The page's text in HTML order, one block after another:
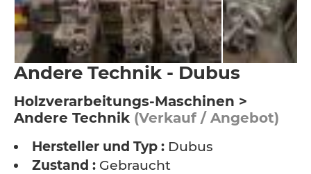
Andere Technik - Dubus
Holzverarbeitungs-Maschinen >
Andere Technik (Verkauf / Angebot)
Hersteller und Typ : Dubus
Zustand : Gebraucht